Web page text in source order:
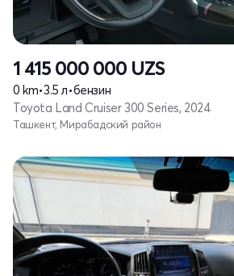
1 415 000 000 UZS
0 km•3.5 л•бензин
Toyota Land Cruiser 300 Series, 2024
Ташкент, Мирабадский район